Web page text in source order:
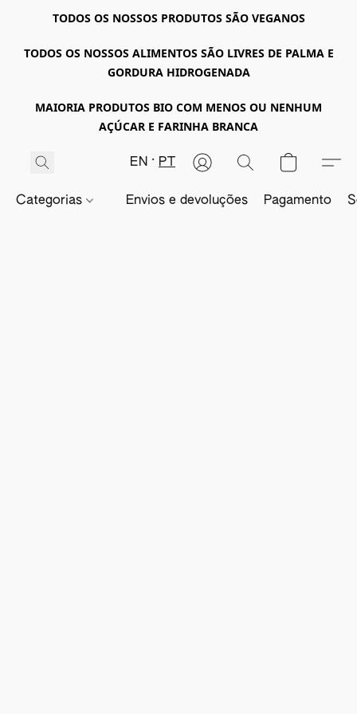
TODOS OS NOSSOS PRODUTOS SÃO VEGANOS
TODOS OS NOSSOS ALIMENTOS SÃO LIVRES DE PALMA E
GORDURA HIDROGENADA
MAIORIA PRODUTOS BIO COM MENOS OU NENHUM
AÇÚCAR E FARINHA BRANCA
EN PT
Categorias Envios e devoluções Pagamento